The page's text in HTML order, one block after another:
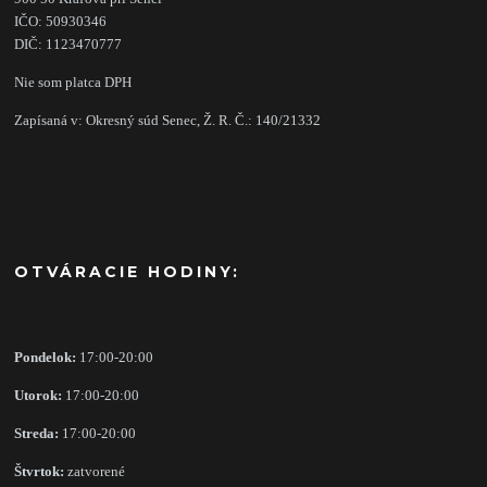
IČO: 50930346
DIČ: 1123470777
Nie som platca DPH
Zapísaná v: Okresný súd Senec, Ž. R. Č.: 140/21332
OTVÁRACIE HODINY:
Pondelok: 17:00-20:00
Utorok: 17:00-20:00
Streda: 17:00-20:00
Štvrtok: zatvorené